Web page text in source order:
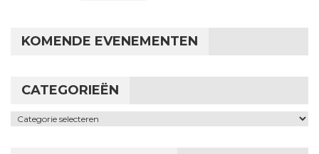
KOMENDE EVENEMENTEN
CATEGORIEËN
Categorieën